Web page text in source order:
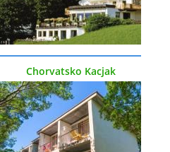
Chorvatsko Kacjak